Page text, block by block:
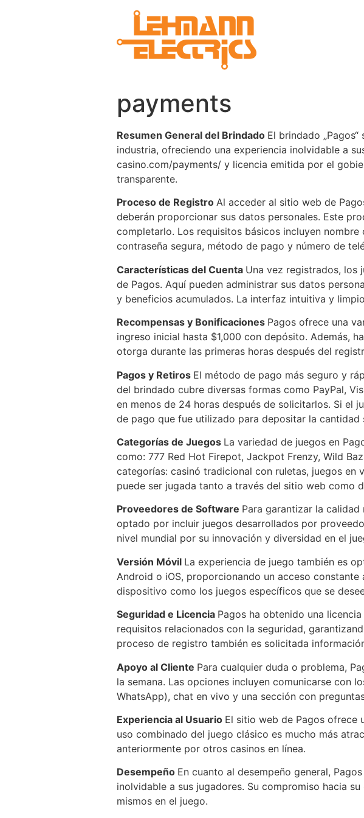
payments
Resumen General del Brindado El brindado
industria, ofreciendo una experiencia inolvidable a
casino.com/payments/ y licencia emitida por el
transparente.
Proceso de Registro Al acceder al sitio web de
deberán proporcionar sus datos personales. Este
completarlo. Los requisitos básicos incluyen
contraseña segura, método de pago y número de
Características del Cuenta Una vez registrados, los
de Pagos. Aquí pueden administrar sus datos
y beneficios acumulados. La interfaz intuitiva y
Recompensas y Bonificaciones Pagos ofrece una
ingreso inicial hasta $1,000 con depósito. Además,
otorga durante las primeras horas después del
Pagos y Retiros El método de pago más seguro y
del brindado cubre diversas formas como PayPal,
en menos de 24 horas después de solicitarlos. Si el
de pago que fue utilizado para depositar la
Categorías de Juegos La variedad de juegos en
como: 777 Red Hot Firepot, Jackpot Frenzy, Wild
categorías: casinó tradicional con ruletas, juegos
puede ser jugada tanto a través del sitio web como
Proveedores de Software Para garantizar la
optado por incluir juegos desarrollados por
nivel mundial por su innovación y diversidad en el
Versión Móvil La experiencia de juego también es
Android o iOS, proporcionando un acceso
dispositivo como los juegos específicos que se
Seguridad e Licencia Pagos ha obtenido una
requisitos relacionados con la seguridad,
proceso de registro también es solicitada
Apoyo al Cliente Para cualquier duda o problema,
la semana. Las opciones incluyen comunicarse con
WhatsApp), chat en vivo y una sección con
Experiencia al Usuario El sitio web de Pagos ofrece
uso combinado del juego clásico es mucho más
anteriormente por otros casinos en línea.
Desempeño En cuanto al desempeño general,
inolvidable a sus jugadores. Su compromiso hacia
mismos en el juego.